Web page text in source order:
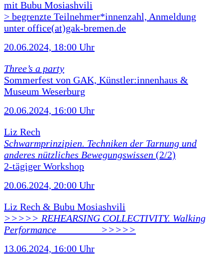
mit Bubu Mosiashvili
> begrenzte Teilnehmer*innenzahl, Anmeldung
unter office(at)gak-bremen.de
20.06.2024, 18:00 Uhr
Three’s a party
Sommerfest von GAK, Künstler:innenhaus &
Museum Weserburg
20.06.2024, 16:00 Uhr
Liz Rech
Schwarmprinzipien. Techniken der Tarnung und
anderes nützliches Bewegungswissen (2/2)
2-tägiger Workshop
20.06.2024, 20:00 Uhr
Liz Rech & Bubu Mosiashvili
>>>>> REHEARSING COLLECTIVITY. Walking
Performance ________ >>>>>
13.06.2024, 16:00 Uhr